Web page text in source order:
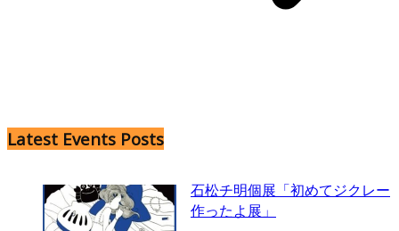
Latest Events Posts
石松チ明個展「初めてジクレー
作ったよ展」